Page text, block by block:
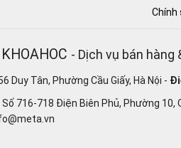
Chính
- Dịch vụ bán
Duy Tân, Phường Cầu Giấy, Hà Nội -
Số 716-718 Điện Biên Phủ, Phường 10,